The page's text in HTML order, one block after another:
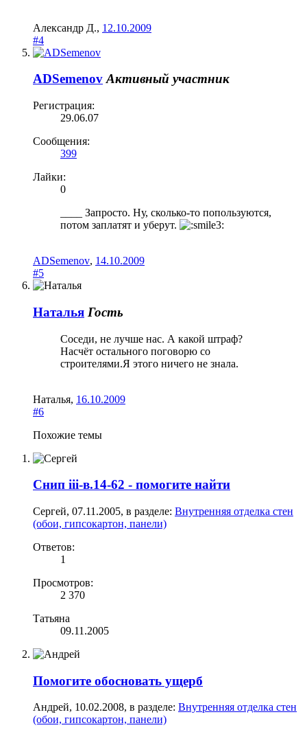
Александр Д., 12.10.2009
#4
ADSemenov Активный участник
Регистрация:
29.06.07
Сообщения:
399
Лайки:
0
____ Запросто. Ну, сколько-то попользуются,
потом заплатят и уберут.
ADSemenov, 14.10.2009
#5
Наталья Гость
Соседи, не лучше нас. А какой штраф?
Насчёт остального поговорю со
строителями.Я этого ничего не знала.
Наталья, 16.10.2009
#6
Похожие темы
Снип iii-в.14-62 - помогите найти
Сергей, 07.11.2005, в разделе: Внутренняя отделка стен
(обои, гипсокартон, панели)
Ответов:
1
Просмотров:
2 370
Татьяна
09.11.2005
Помогите обосновать ущерб
Андрей, 10.02.2008, в разделе: Внутренняя отделка стен
(обои, гипсокартон, панели)